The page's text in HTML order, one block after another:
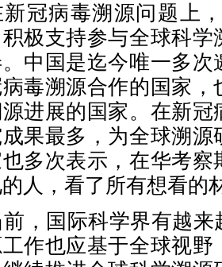
新冠病毒溯源问题上
极支持参与全球科
中国是迄今唯一多
毒溯源合作的国家
进展的国家。在新
果最多，为全球溯
多次表示，在华考
人，看了所有想看的
前，国际科学界有越
作也应基于全球视